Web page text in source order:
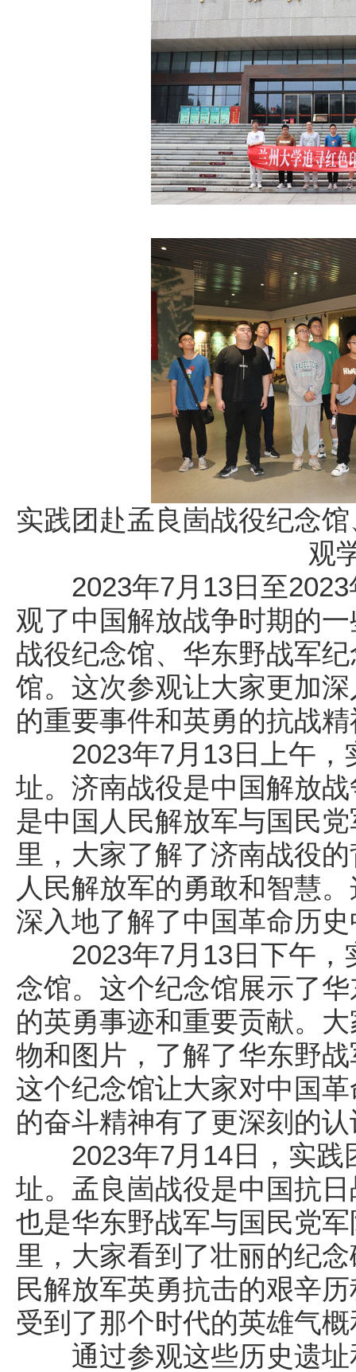
实践团赴孟良崮战役纪念
观
2023年7月13日至2023
观了中国解放战争时期的
战役纪念馆、华东野战军
馆。这次参观让大家更加
的重要事件和英勇的抗战
2023年7月13日上午，
址。济南战役是中国解放
是中国人民解放军与国民
里，大家了解了济南战役
人民解放军的勇敢和智慧
深入地了解了中国革命历
2023年7月13日下午，
念馆。这个纪念馆展示了
的英勇事迹和重要贡献。
物和图片，了解了华东野
这个纪念馆让大家对中国
的奋斗精神有了更深刻的
2023年7月14日，实践
址。孟良崮战役是中国抗
也是华东野战军与国民党
里，大家看到了壮丽的纪
民解放军英勇抗击的艰辛
受到了那个时代的英雄气
通过参观这些历史遗址